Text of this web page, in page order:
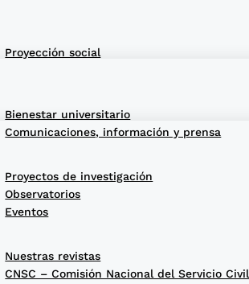
Proyección social
Comunicaciones, información y prensa
Eventos
Bienestar universitario
Observatorios
CNSC – Comisión Nacional del Servicio Civil
Proyectos de investigación
Nuestras revistas